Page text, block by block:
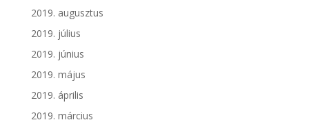
2019. augusztus
2019. július
2019. június
2019. május
2019. április
2019. március